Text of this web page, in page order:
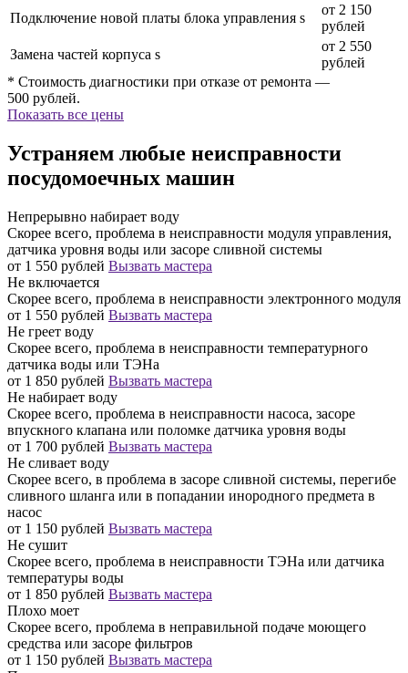
Подключение новой платы блока управления s
от 2 150
рублей
Замена частей корпуса s
от 2 550
рублей
* Стоимость диагностики при отказе от ремонта —
500 рублей.
Показать все цены
Устраняем любые неисправности
посудомоечных машин
Непрерывно набирает воду
Скорее всего, проблема в неисправности модуля управления,
датчика уровня воды или засоре сливной системы
от 1 550 рублей Вызвать мастера
Не включается
Скорее всего, проблема в неисправности электронного модуля
от 1 550 рублей Вызвать мастера
Не греет воду
Скорее всего, проблема в неисправности температурного
датчика воды или ТЭНа
от 1 850 рублей Вызвать мастера
Не набирает воду
Скорее всего, проблема в неисправности насоса, засоре
впускного клапана или поломке датчика уровня воды
от 1 700 рублей Вызвать мастера
Не сливает воду
Скорее всего, в проблема в засоре сливной системы, перегибе
сливного шланга или в попадании инородного предмета в
насос
от 1 150 рублей Вызвать мастера
Не сушит
Скорее всего, проблема в неисправности ТЭНа или датчика
температуры воды
от 1 850 рублей Вызвать мастера
Плохо моет
Скорее всего, проблема в неправильной подаче моющего
средства или засоре фильтров
от 1 150 рублей Вызвать мастера